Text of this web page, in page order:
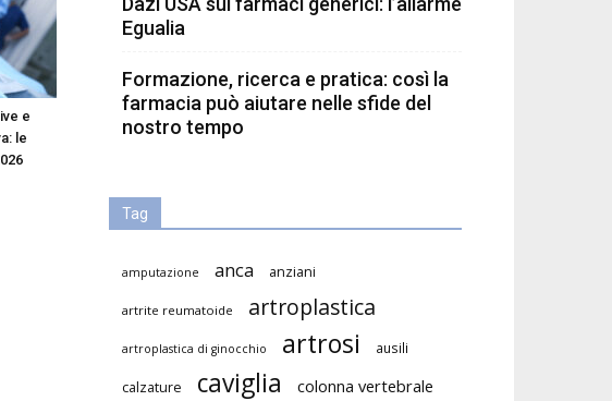
e
le
Egualia
Formazione, ricerca e pratica: così la
farmacia può aiutare nelle sfide del
nostro tempo
Tag
amputazione anca anziani
artrite reumatoide artroplastica
artroplastica di ginocchio artrosi ausili
calzature caviglia colonna vertebrale